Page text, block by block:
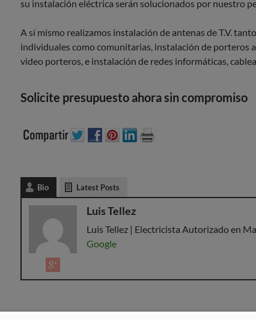
su instalación eléctrica serán solucionados por nuestro
A sí mismo realizamos instalación de antenas de T.V. tanto
individuales como comunitarias, instalación de porteros
video porteros, e instalación de redes informáticas,
Solicite presupuesto ahora sin compromiso
Bio Latest Posts
Luis Tellez
Luis Tellez | Electricista Autorizado en
Google